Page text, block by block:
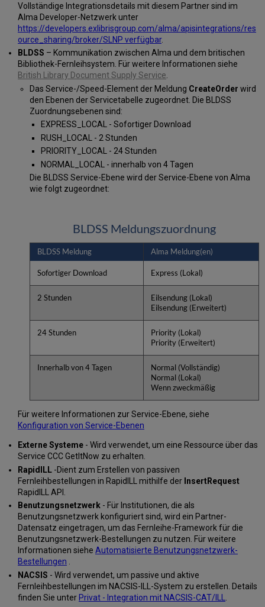
Vollständige Integrationsdetails mit diesem Partner sind im
Alma Developer-Netzwerk unter
https://developers.exlibrisgroup.com/alma/apisintegrations/res
ource_sharing/broker/SLNP verfügbar.
BLDSS – Kommunikation zwischen Alma und dem britischen
Bibliothek-Fernleihsystem. Für weitere Informationen siehe
British Library Document Supply Service.
Das Service-/Speed-Element der Meldung CreateOrder wird
den Ebenen der Servicetabelle zugeordnet. Die BLDSS
Zuordnungsebenen sind:
EXPRESS_LOCAL - Sofortiger Download
RUSH_LOCAL - 2 Stunden
PRIORITY_LOCAL - 24 Stunden
NORMAL_LOCAL - innerhalb von 4 Tagen
Die BLDSS Service-Ebene wird der Service-Ebene von Alma
wie folgt zugeordnet:
BLDSS Meldungszuordnung
BLDSS Meldung Alma Meldung(en)
Sofortiger Download Express (Lokal)
2 Stunden
Eilsendung (Lokal)
Eilsendung (Erweitert)
24 Stunden
Priority (Lokal)
Priority (Erweitert)
Innerhalb von 4 Tagen
Normal (Vollständig)
Normal (Lokal)
Wenn zweckmäßig
Für weitere Informationen zur Service-Ebene, siehe
Konfiguration von Service-Ebenen
Externe Systeme- Wird verwendet, um eine Ressource über das
Service CCC GetItNow zu erhalten.
RapidILL-Dient zum Erstellen von passiven
Fernleihbestellungen in RapidILL mithilfe der InsertRequest
RapidILL API.
Benutzungsnetzwerk- Für Institutionen, die als
Benutzungsnetzwerk konfiguriert sind, wird ein Partner-
Datensatz eingetragen, um das Fernleihe-Framework für die
Benutzungsnetzwerk-Bestellungen zu nutzen. Für weitere
Informationen siehe Automatisierte Benutzungsnetzwerk-
Bestellungen
NACSIS - Wird verwendet, um passive und aktive
Fernleihbestellungen im NACSIS-ILL-System zu erstellen. Details
finden Sie unterPrivat - Integration mit NACSIS-CAT/ILL